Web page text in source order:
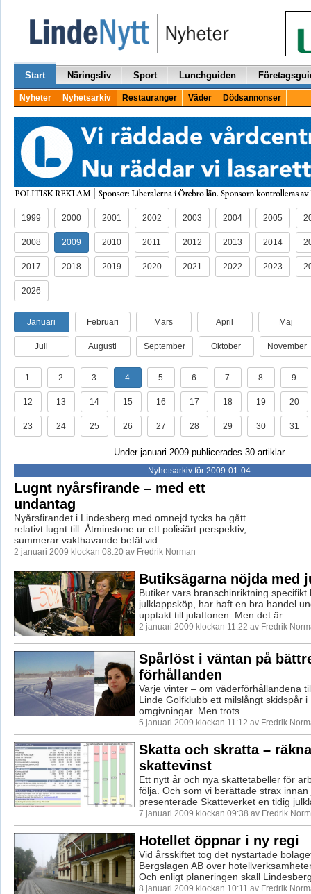
Start Näringsliv Sport Lunchguiden
Nyheter Nyhetsarkiv Restauranger Väder Dödsannonser
1999 2000 2001 2002 2003 2004 2005
2008 2009 2010 2011 2012 2013 2014
2017 2018 2019 2020 2021 2022 2023
2026
Januari Februari Mars April Maj
Juli Augusti September Oktober November
1 2 3 4 5 6 7 8 9
12 13 14 15 16 17 18 19 20
23 24 25 26 27 28 29 30 31
Under januari 2009 publicerades 30 artiklar
Nyhetsarkiv för 2009-01-04
Lugnt nyårsfirande – med ett
undantag
Nyårsfirandet i Lindesberg med omnejd tycks ha gått
relativt lugnt till. Åtminstone ur ett polisiärt perspektiv,
summerar vakthavande befäl vid...
2 januari 2009 klockan 08:20 av Fredrik Norman
Butiksägarna nöjda med
Butiker vars branschinriktning specifikt
julklappsköp, har haft en bra handel
upptakt till julaftonen. Men det är...
2 januari 2009 klockan 11:22 av Fredrik
Spårlöst i väntan på
förhållanden
Varje vinter – om väderförhållandena
Linde Golfklubb ett milslångt skidspår i
omgivningar. Men trots ...
5 januari 2009 klockan 11:12 av Fredrik
Skatta och skratta –
skattevinst
Ett nytt år och nya skattetabeller för
följa. Och som vi berättade strax innan
presenterade Skatteverket en tidig
7 januari 2009 klockan 09:38 av Fredrik
Hotellet öppnar i ny regi
Vid årsskiftet tog det nystartade
Bergslagen AB över
Och enligt planeringen skall
8 januari 2009 klockan 10:11 av Fredrik